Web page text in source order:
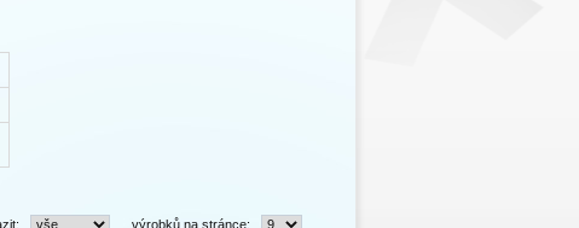
výrobků na stránce: